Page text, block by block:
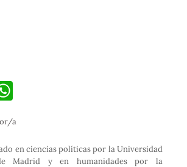
W
s
p
a
en ciencias políticas por la Universidad
Madrid y en humanidades por la